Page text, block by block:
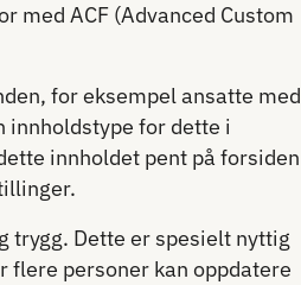
med ACF (Advanced Custom
for eksempel ansatte med
innholdstype for dette i
innholdet pent på forsiden
trygg. Dette er spesielt nyttig
flere personer kan oppdatere